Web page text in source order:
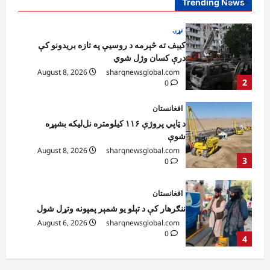
Trending News2
3
افغانستان
د ټاپي پروژې ۱۱۶ کیلومتره نل‌لیکه بشپړه
شوې
sharqnewsglobal.com
0
4
افغانستان
ننګرهار کې د تېلو یو شمېر پمپونه وتړل شول
sharqnewsglobal.com
0
5
ټولګټو وزارت: قیصار ـ لامان سړک رغنیزې
چارې په بېلابېلو برخو کې روانې دي
sharqnewsglobal.com
0